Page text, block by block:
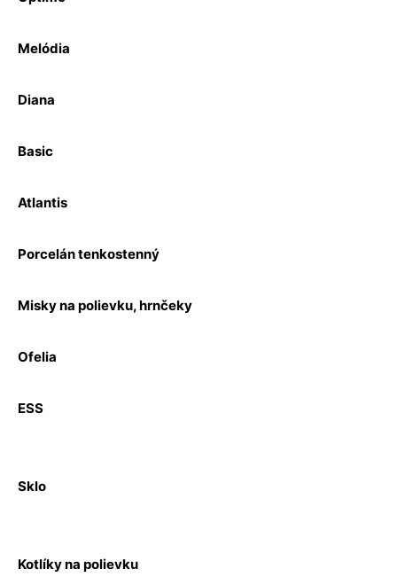
Melódia
Diana
Basic
Atlantis
Porcelán tenkostenný
Misky na polievku, hrnčeky
Ofelia
ESS
Sklo
Kotlíky na polievku